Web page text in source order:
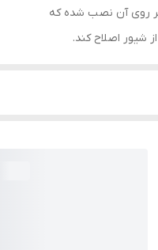
روی آن نصب شده که
شیور اصلاح کند.